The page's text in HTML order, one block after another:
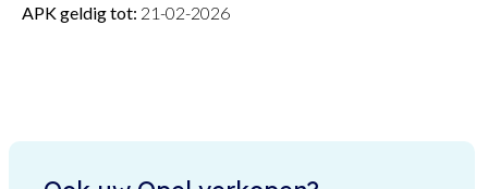
APK geldig tot: 21-02-2026